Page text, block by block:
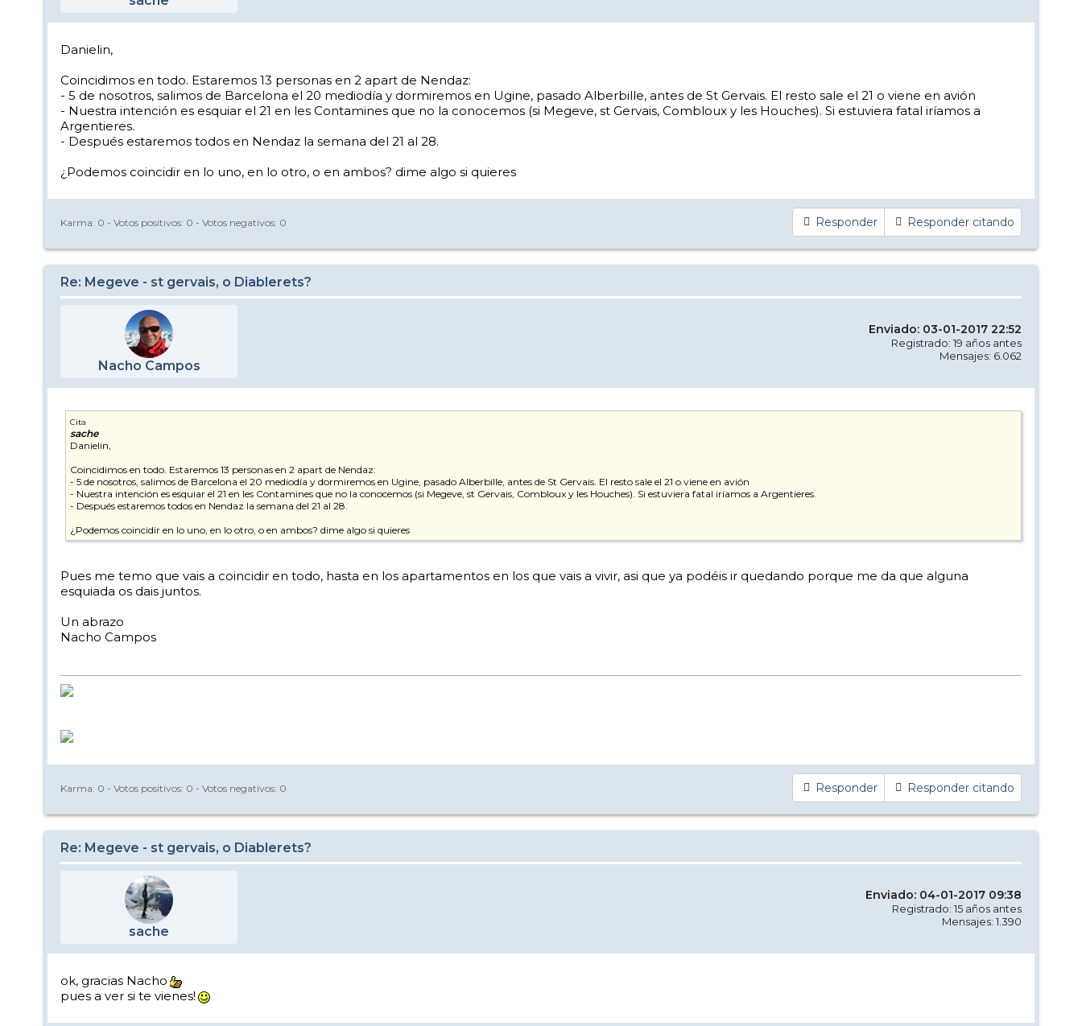
Danielin,
Coincidimos en todo. Estaremos 13 personas en 2 apart de Nendaz:
- 5 de nosotros, salimos de Barcelona el 20 mediodía y dormiremos en Ugine, pasado Alberbille, antes de St Gervais. El resto sale el 21 o viene en avión
- Nuestra intención es esquiar el 21 en les Contamines que no la conocemos (si Megeve, st Gervais, Combloux y les Houches). Si estuviera fatal iríamos a
Argentieres.
- Después estaremos todos en Nendaz la semana del 21 al 28.
¿Podemos coincidir en lo uno, en lo otro, o en ambos? dime algo si quieres
Responder Responder citando
Karma: 0 - Votos positivos: 0 - Votos negativos: 0
Re: Megeve - st gervais, o Diablerets?
Nacho Campos
Enviado: 03-01-2017 22:52
Registrado: 19 años antes
Mensajes: 6.062
Cita
sache
Danielin,
Coincidimos en todo. Estaremos 13 personas en 2 apart de Nendaz:
- 5 de nosotros, salimos de Barcelona el 20 mediodía y dormiremos en Ugine, pasado Alberbille, antes de St Gervais. El resto sale el 21 o viene en avión
- Nuestra intención es esquiar el 21 en les Contamines que no la conocemos (si Megeve, st Gervais, Combloux y les Houches). Si estuviera fatal iríamos a Argentieres.
- Después estaremos todos en Nendaz la semana del 21 al 28.
¿Podemos coincidir en lo uno, en lo otro, o en ambos? dime algo si quieres
Pues me temo que vais a coincidir en todo, hasta en los apartamentos en los que vais a vivir, asi que ya podéis ir quedando porque me da que alguna
esquiada os dais juntos.
Un abrazo
Nacho Campos
Responder Responder citando
Karma: 0 - Votos positivos: 0 - Votos negativos: 0
Re: Megeve - st gervais, o Diablerets?
sache
Enviado: 04-01-2017 09:38
Registrado: 15 años antes
Mensajes: 1.390
ok, gracias Nacho
pues a ver si te vienes!